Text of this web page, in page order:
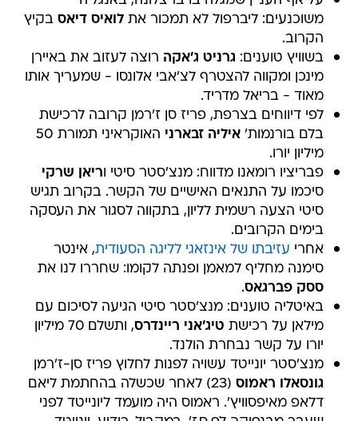
משוכנעים: ליברפול לא תמכור אתלואיס דיאס בקיץ
הקרוב.
בשוויץ טוענים: גרניט ג'אקה רוצה לעזוב את באיירן
מינכן ומקווה להצטרף לצ'אבי אלונסו - שמעריך אותו
מאוד - בריאל מדריד.
לפי דיווחים בצרפת, פריז סן ז'רמן קרובה לרכישת
בלם בורנמות'איליה זבארני
האוקראיני תמורת 50
מיליון יורו.
פבריציו רומאנו מדווח: מנצ'סטר סיטי ו ריאן שרקי
סיכמו על התנאים האישיים של הקשר. בקרוב תגיש
סיטי הצעה רשמית לליון, בתקווה לסגור את העסקה
בימים הקרובים.
אחרי עזיבתו של אינזאגי לליגה הסעודית, אינטר
סימנה מחליף למאמן ופנתה לקומו: שחררו לנו את
ססק פברגאס.
באיטליה טוענים: מנצ'סטר סיטי הגיעה לסיכום עם
מילאן על רכישת טיג'אני ריינדרס
, ותשלם 70 מיליון
יורו על קשר נבחרת הולנד.
מנצ'סטר יונייטד עשויה לפנות לחלוץ פריז סן-ז'רמן
גונסאלו ראמוס
(23) לאחר שכשלה בהחתמת ליאם
דלאפ מאיפסוויץ'. ראמוס היה מועמד ליונייטד לפני